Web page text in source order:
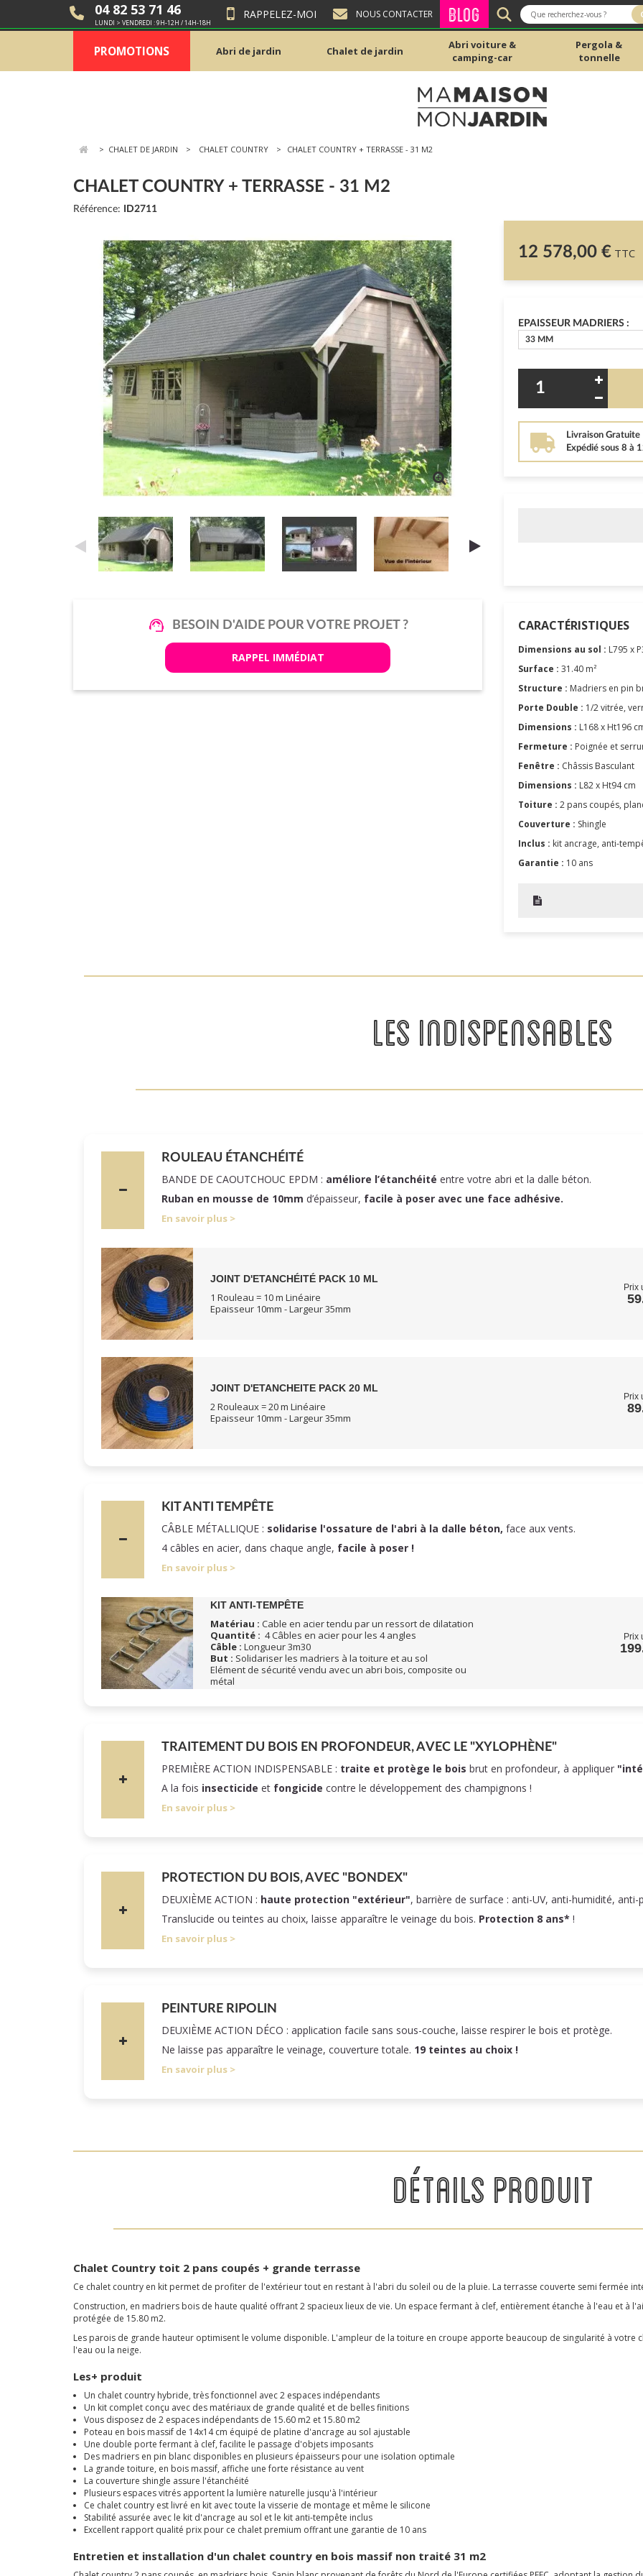
04 82 53 71 46
LUNDI > VENDREDI : 9H-12H / 14H-18H
RAPPELEZ-MOI NOUS CONTACTER BLOG
PROMOTIONS Abri de jardin Chalet de jardin
Abri voiture &
camping-car
Pergola &
tonnelle
> CHALET DE JARDIN CHALET COUNTRY CHALET COUNTRY + TERRASSE - 31 M2
CHALET COUNTRY + TERRASSE - 31 M2
Référence: ID2711
BESOIN D'AIDE POUR VOTRE PROJET ?
RAPPEL IMMÉDIAT
12 578,00 € TTC
EPAISSEUR MADRIERS :
33 MM
Livraison Gratuite
Expédié sous 8 à
CARACTÉRISTIQUES
Dimensions au sol : L795 x
Surface : 31.40 m²
Structure : Madriers en pin
Porte Double : 1/2 vitrée,
Dimensions : L168 x Ht196
Fermeture : Poignée et
Fenêtre : Châssis Basculant
Dimensions : L82 x Ht94 cm
Toiture : 2 pans coupés,
Couverture : Shingle
Inclus : kit ancrage, anti-
Garantie : 10 ans
LES INDISPENSABLES
ROULEAU ÉTANCHÉITÉ
BANDE DE CAOUTCHOUC EPDM : améliore l’étanchéité entre votre abri et la dalle béton.
Ruban en mousse de 10mm d’épaisseur, facile à poser avec une face adhésive.
En savoir plus
JOINT D'ETANCHÉITÉ PACK 10 ML
1 Rouleau = 10 m Linéaire
Epaisseur 10mm - Largeur 35mm
Prix
JOINT D'ETANCHEITE PACK 20 ML
2 Rouleaux = 20 m Linéaire
Epaisseur 10mm - Largeur 35mm
Prix
KIT ANTI TEMPÊTE
CÂBLE MÉTALLIQUE : solidarise l'ossature de l'abri à la dalle béton, face aux vents.
4 câbles en acier, dans chaque angle, facile à poser !
En savoir plus
KIT ANTI-TEMPÊTE
Matériau : Cable en acier tendu par un ressort de dilatation
Quantité : 4 Câbles en acier pour les 4 angles
Câble : Longueur 3m30
But : Solidariser les madriers à la toiture et au sol
Elément de sécurité vendu avec un abri bois, composite ou
métal
Prix
TRAITEMENT DU BOIS EN PROFONDEUR, AVEC LE "XYLOPHÈNE"
PREMIÈRE ACTION INDISPENSABLE : traite et protège le bois brut en profondeur, à appliquer
A la fois insecticide et fongicide contre le développement des champignons !
En savoir plus
PROTECTION DU BOIS, AVEC "BONDEX"
DEUXIÈME ACTION : haute protection "extérieur", barrière de surface : anti-UV, anti-humidité, anti-
Translucide ou teintes au choix, laisse apparaître le veinage du bois. Protection 8 ans* !
En savoir plus
PEINTURE RIPOLIN
DEUXIÈME ACTION DÉCO : application facile sans sous-couche, laisse respirer le bois et protège.
Ne laisse pas apparaître le veinage, couverture totale. 19 teintes au choix !
En savoir plus
DÉTAILS PRODUIT
Chalet Country toit 2 pans coupés + grande terrasse
Ce chalet country en kit permet de profiter de l'extérieur tout en restant à l'abri du soleil ou de la pluie. La terrasse couverte semi fermée
Construction, en madriers bois de haute qualité offrant 2 spacieux lieux de vie. Un espace fermant à clef, entièrement étanche à l'eau et à
protégée de 15.80 m2.
Les parois de grande hauteur optimisent le volume disponible. L'ampleur de la toiture en croupe apporte beaucoup de singularité à
l'eau ou la neige.
Les+ produit
Un chalet country hybride, très fonctionnel avec 2 espaces indépendants
Un kit complet conçu avec des matériaux de grande qualité et de belles finitions
Vous disposez de 2 espaces indépendants de 15.60 m2 et 15.80 m2
Poteau en bois massif de 14x14 cm équipé de platine d'ancrage au sol ajustable
Une double porte fermant à clef, facilite le passage d'objets imposants
Des madriers en pin blanc disponibles en plusieurs épaisseurs pour une isolation optimale
La grande toiture, en bois massif, affiche une forte résistance au vent
La couverture shingle assure l'étanchéité
Plusieurs espaces vitrés apportent la lumière naturelle jusqu'à l'intérieur
Ce chalet country est livré en kit avec toute la visserie de montage et même le silicone
Stabilité assurée avec le kit d'ancrage au sol et le kit anti-tempête inclus
Excellent rapport qualité prix pour ce chalet premium offrant une garantie de 10 ans
Entretien et installation d'un chalet country en bois massif non traité 31 m2